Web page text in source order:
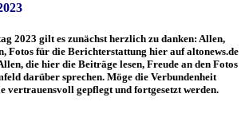
2023 gilt es zunächst herzlich zu danken: Allen,
Fotos für die Berichterstattung hier auf altonews.de
die hier die Beiträge lesen, Freude an den Fotos
darüber sprechen. Möge die Verbundenheit
vertrauensvoll gepflegt und fortgesetzt werden.